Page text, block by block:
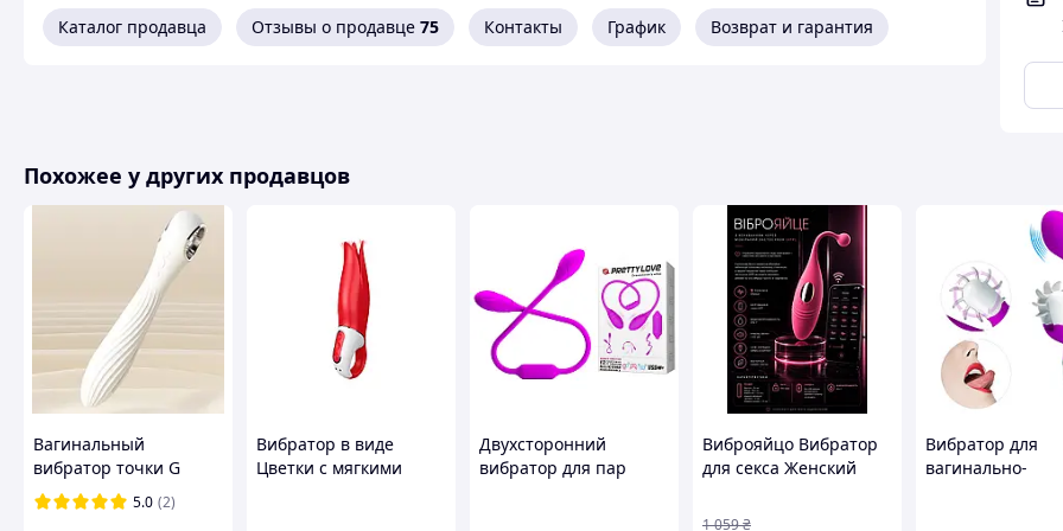
Каталог продавца Отзывы о продавце 75 Контакты График Возврат и гарантия
Похожее у других продавцов
Вагинальный
вибратор точки G
5.0 (2)
Вибратор в виде
Цветки с мягкими
Двухсторонний
вибратор для пар
Виброяйцо Вибратор
для секса Женский
для пар Вагинальный
1 059₴
Вибратор для
вагинально-